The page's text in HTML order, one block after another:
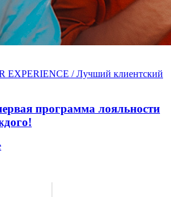
EXPERIENCE / Лучший клиентский
программа лояльности